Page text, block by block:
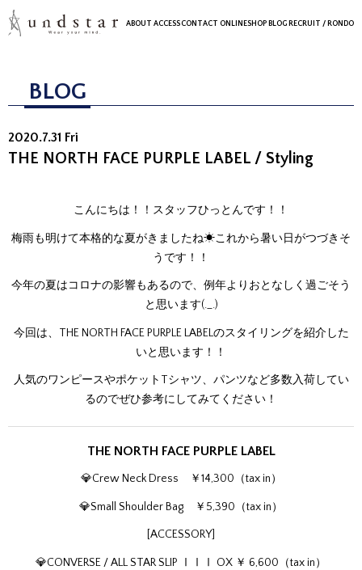
ABOUT ACCESSCONTACT ONLINESHOP BLOG RECRUIT / RONDO
BLOG
2020.7.31 Fri
THE NORTH FACE PURPLE LABEL / Styling
こんにちは！！スタッフひっとんです！！
梅雨も明けて本格的な夏がきましたね☀これから暑い日がつづきそ
うです！！
今年の夏はコロナの影響もあるので、例年よりおとなしく過ごそう
と思います(._.)
今回は、THE NORTH FACE PURPLE LABELのスタイリングを紹介した
いと思います！！
人気のワンピースやポケットTシャツ、パンツなど多数入荷してい
るのでぜひ参考にしてみてください！
THE NORTH FACE PURPLE LABEL
💎Crew Neck Dress ￥14,300（tax in）
💎Small Shoulder Bag ￥5,390（tax in）
[ACCESSORY]
💎CONVERSE / ALL STAR SLIP ⅠⅠⅠ OX ￥ 6,600（tax in）